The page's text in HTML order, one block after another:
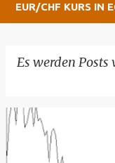
EUR/CHF KURS IN
Es werden Posts
P
o